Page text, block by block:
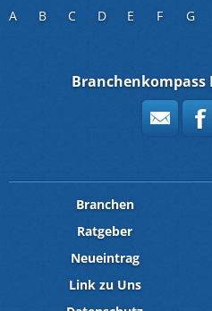
A B C D E F G
Branchen
Ratgeber
Neueintrag
Link zu Uns